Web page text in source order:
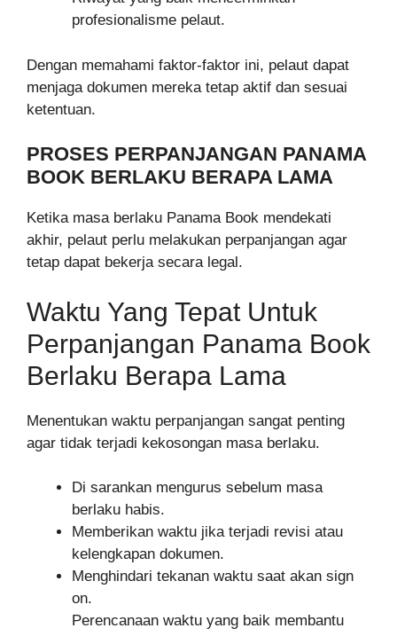
profesionalisme pelaut.
Dengan memahami faktor-faktor ini, pelaut dapat
menjaga dokumen mereka tetap aktif dan sesuai
ketentuan.
PROSES PERPANJANGAN PANAMA
BOOK BERLAKU BERAPA LAMA
Ketika masa berlaku Panama Book mendekati
akhir, pelaut perlu melakukan perpanjangan agar
tetap dapat bekerja secara legal.
Waktu Yang Tepat Untuk
Perpanjangan Panama Book
Berlaku Berapa Lama
Menentukan waktu perpanjangan sangat penting
agar tidak terjadi kekosongan masa berlaku.
Di sarankan mengurus sebelum masa
berlaku habis.
Memberikan waktu jika terjadi revisi atau
kelengkapan dokumen.
Menghindari tekanan waktu saat akan sign
on.
Perencanaan waktu yang baik membantu